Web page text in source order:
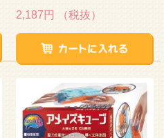
2,187円 （税抜）